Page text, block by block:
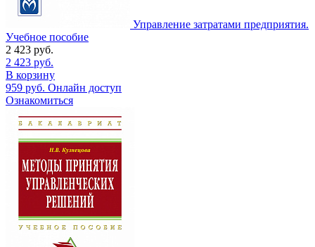
Управление затратами предприятия.
Учебное пособие
2 423 руб.
2 423 руб.
В корзину
959 руб. Онлайн доступ
Ознакомиться